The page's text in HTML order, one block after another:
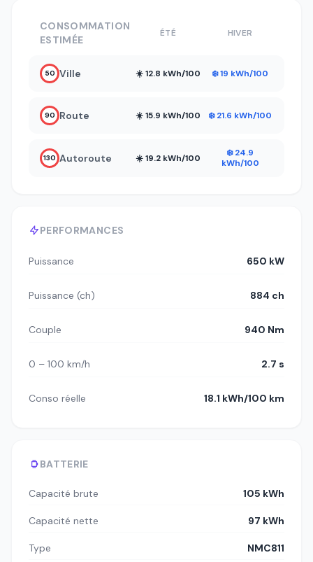
PERFORMANCES
Puissance 650 kW
Puissance (ch) 884 ch
Couple 940 Nm
0 – 100 km/h 2.7 s
Conso réelle 18.1 kWh/100 km
BATTERIE
Capacité brute 105 kWh
Capacité nette 97 kWh
Type NMC811
CONSOMMATION
ESTIMÉE
ÉTÉ HIVER
50 Ville ☀️ 12.8 kWh/100 ❄️ 19 kWh/100
90 Route ☀️ 15.9 kWh/100 ❄️ 21.6 kWh/100
130 Autoroute ☀️ 19.2 kWh/100
❄️ 24.9
kWh/100